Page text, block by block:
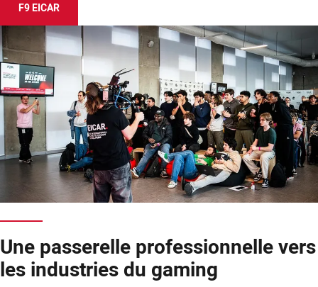
F9 EICAR
Une passerelle professionnelle vers
les industries du gaming